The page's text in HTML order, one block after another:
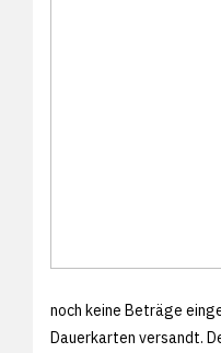
noch keine Beträge
Dauerkarten versandt.